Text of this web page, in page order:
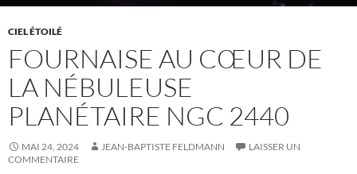
CIEL ÉTOILÉ
FOURNAISE AU CŒUR DE
LA NÉBULEUSE
PLANÉTAIRE NGC 2440
MAI 24, 2024 JEAN-BAPTISTE FELDMANN
LAISSER UN
COMMENTAIRE